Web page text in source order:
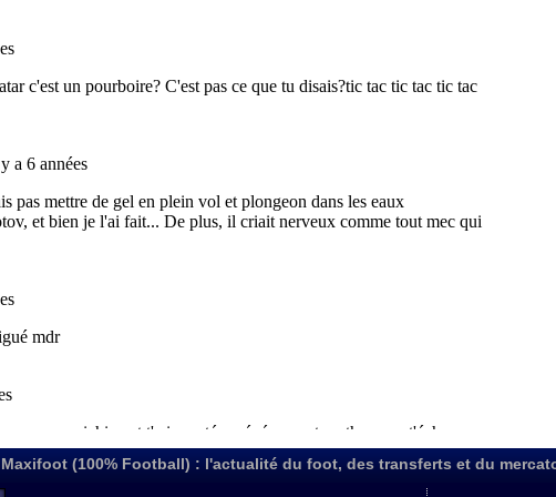
Maxifoot (100% Football) : l'actualité du foot, des transferts et du